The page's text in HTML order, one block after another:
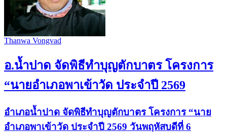
Thanwa Vongvad
อ.น้ำปาด จัดพิธีทำบุญตักบาตร โครงการ
“นายอำเภอพาเข้าวัด ประจำปี 2569
อำเภอน้ำปาด จัดพิธีทำบุญตักบาตร โครงการ “นาย
อำเภอพาเข้าวัด ประจำปี 2569 วันพฤหัสบดีที่ 6